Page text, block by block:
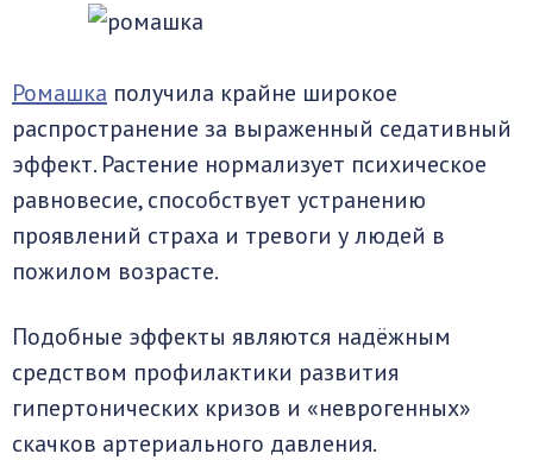
Ромашка получила крайне широкое
распространение за выраженный седативный
эффект. Растение нормализует психическое
равновесие, способствует устранению
проявлений страха и тревоги у людей в
пожилом возрасте.
Подобные эффекты являются надёжным
средством профилактики развития
гипертонических кризов и «неврогенных»
скачков артериального давления.